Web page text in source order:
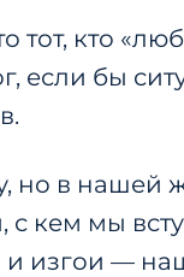
кто
если бы
но в нашей
кем мы
изгои —